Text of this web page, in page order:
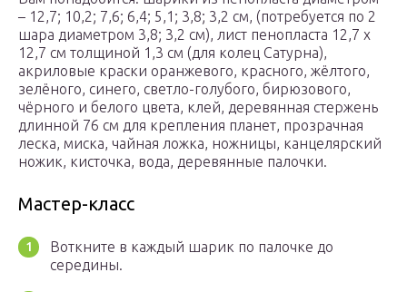
– 12,7; 10,2; 7,6; 6,4; 5,1; 3,8; 3,2 см, (потребуется по 2
шара диаметром 3,8; 3,2 см), лист пенопласта 12,7 х
12,7 см толщиной 1,3 см (для колец Сатурна),
акриловые краски оранжевого, красного, жёлтого,
зелёного, синего, светло-голубого, бирюзового,
чёрного и белого цвета, клей, деревянная стержень
длинной 76 см для крепления планет, прозрачная
леска, миска, чайная ложка, ножницы, канцелярский
ножик, кисточка, вода, деревянные палочки.
Мастер-класс
Воткните в каждый шарик по палочке до
середины.